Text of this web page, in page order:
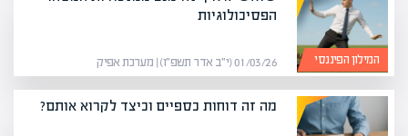
המילון הפיננסי
הפסיכולוגיות
01/03/26 (י״ב אדר תשפ״ו) | מערכת אפיק
מה זה דוחות כספיים וכיצד לקרוא אותם?